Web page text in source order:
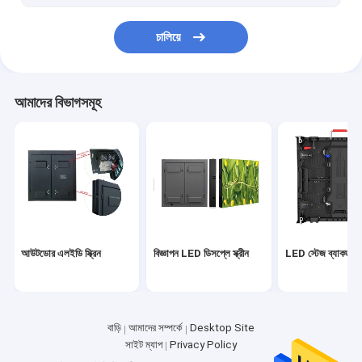
4K LED ভিডিও ওয়াল চালিয়ে
আমাদের বিভাগসমূহ
আউটডোর এলইডি স্ক্রিন বিজ্ঞাপন LED ডিসপ্লে স্ক্রীন LED স্টেজ ব্যাকড্রপ
বাড়ি আমাদের সম্পর্কে
Desktop Site
সাইট ম্যাপ
Privacy Policy